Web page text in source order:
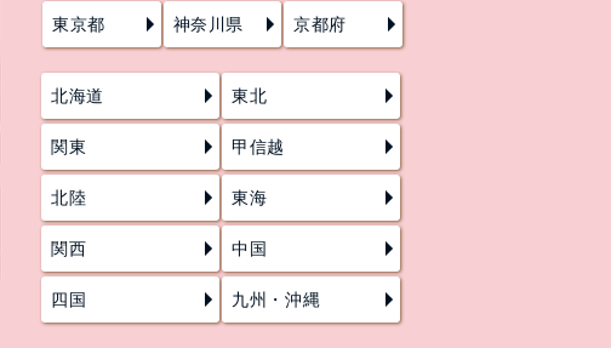
東京都 神奈川県 京都府
北海道 東北
関東 甲信越
北陸 東海
関西 中国
四国 九州・沖縄